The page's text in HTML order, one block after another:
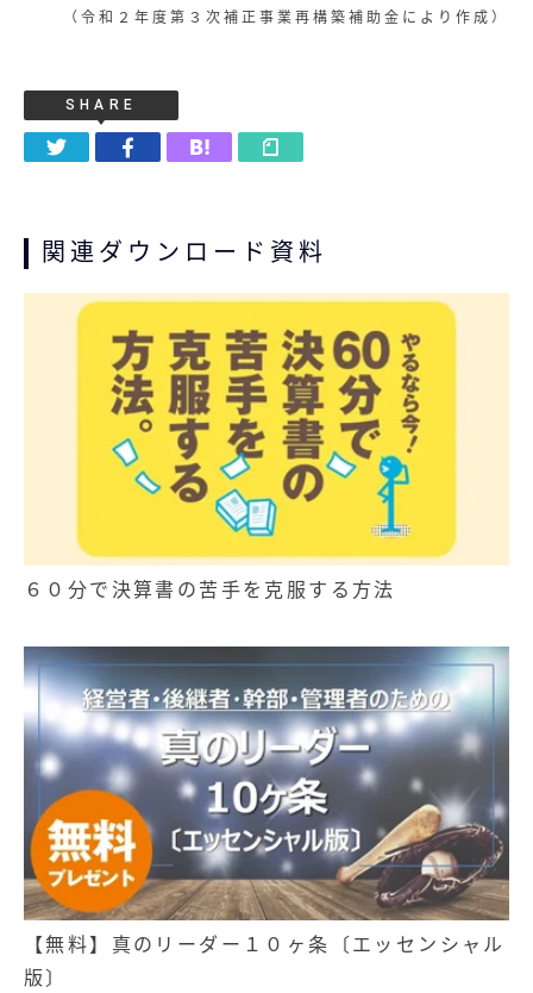
（令和２年度第３次補正事業再構築補助金により作成）
SHARE
関連ダウンロード資料
６０分で決算書の苦手を克服する方法
【無料】真のリーダー１０ヶ条〔エッセンシャル
版〕